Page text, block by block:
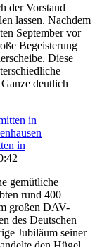
der Vorstand
lassen. Nachdem
September vor
Begeisterung
Diese
deutlich
in
gemütliche
rund 400
großen DAV-
des Deutschen
Jubiläum seiner